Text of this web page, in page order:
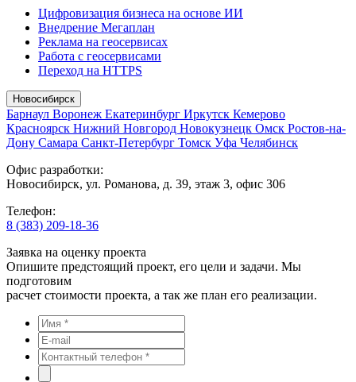
Цифровизация бизнеса на основе ИИ
Внедрение Мегаплан
Реклама на геосервисах
Работа с геосервисами
Переход на HTTPS
Новосибирск
Барнаул Воронеж Екатеринбург Иркутск Кемерово
Красноярск Нижний Новгород Новокузнецк Омск Ростов-на-
Дону Самара Санкт-Петербург Томск Уфа Челябинск
Офис разработки:
Новосибирск, ул. Романова, д. 39, этаж 3, офис 306
Телефон:
8 (383) 209-18-36
Заявка на оценку проекта
Опишите предстоящий проект, его цели и задачи. Мы
подготовим
расчет стоимости проекта, а так же план его реализации.